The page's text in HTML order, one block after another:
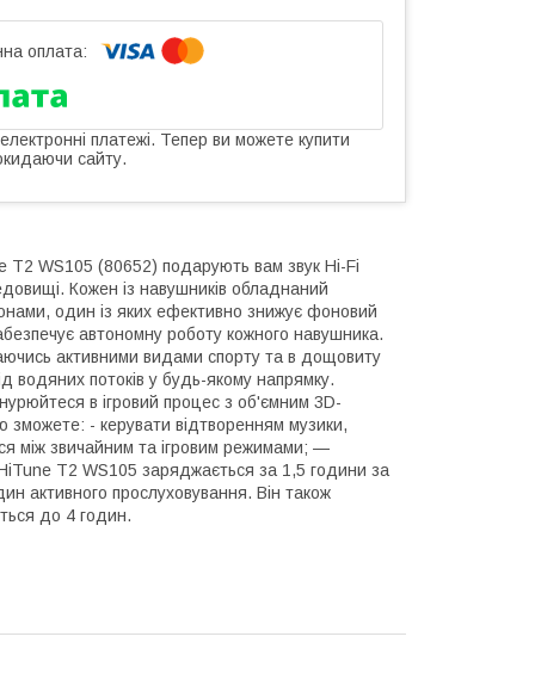
платежі. Тепер ви можете купити
сайту.
T2 WS105 (80652) подарують вам звук Hi-Fi
Кожен із навушників обладнаний
один із яких ефективно знижує фоновий
автономну роботу кожного навушника.
активними видами спорту та в дощовиту
водяних потоків у будь-якому напрямку.
в ігровий процес з об'ємним 3D-
зможете: - керувати відтворенням музики,
між звичайним та ігровим режимами; —
T2 WS105 заряджається за 1,5 години за
активного прослуховування. Він також
до 4 годин.